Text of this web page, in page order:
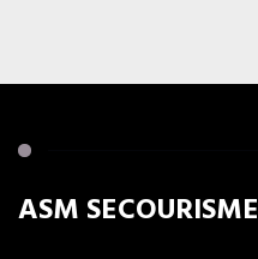
ASM SECOURISME